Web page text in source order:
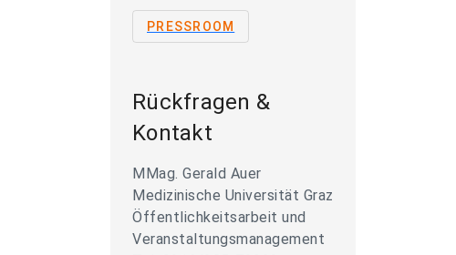
PRESSROOM
Rückfragen &
Kontakt
MMag. Gerald Auer
Medizinische Universität Graz
Öffentlichkeitsarbeit und
Veranstaltungsmanagement